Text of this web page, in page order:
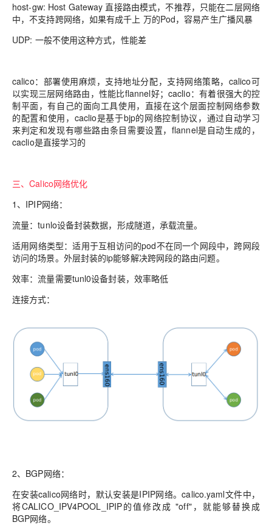
host-gw: Host Gateway 直接路由模式，不推荐，只能在二层网络
中，不支持跨网络，如果有成千上 万的Pod，容易产生广播风暴
UDP: 一般不使用这种方式，性能差
calico：部署使用麻烦，支持地址分配，支持网络策略，calico可
以实现三层网络路由，性能比flannel好；caclio：有着很强大的控
制平面，有自己的面向工具使用，直接在这个层面控制网络参数
的配置和使用，caclio是基于bjp的网络控制协议，通过自动学习
来判定和发现有哪些路由条目需要设置，flannel是自动生成的，
caclio是直接学习的
三、Calico网络优化
1、IPIP网络：
流量：tunlo设备封装数据，形成隧道，承载流量。
适用网络类型：适用于互相访问的pod不在同一个网段中，跨网段
访问的场景。外层封装的ip能够解决跨网段的路由问题。
效率：流量需要tunl0设备封装，效率略低
连接方式：
2、BGP网络：
在安装calico网络时，默认安装是IPIP网络。calico.yaml文件中，
将CALICO_IPV4POOL_IPIP的值修改成 "off"，就能够替换成
BGP网络。